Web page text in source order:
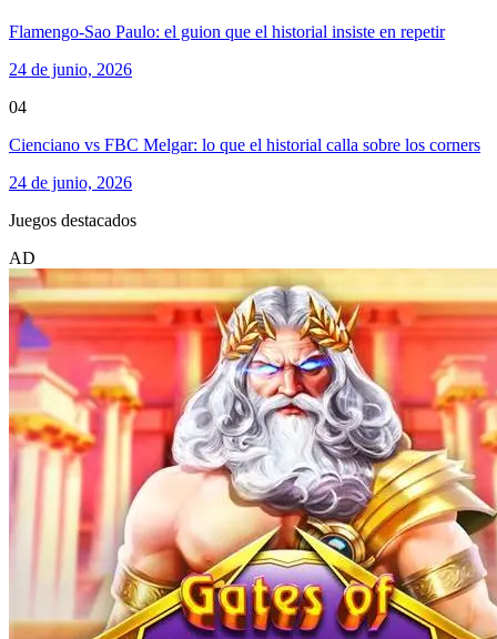
Flamengo-Sao Paulo: el guion que el historial insiste en repetir
24 de junio, 2026
04
Cienciano vs FBC Melgar: lo que el historial calla sobre los corners
24 de junio, 2026
Juegos destacados
AD